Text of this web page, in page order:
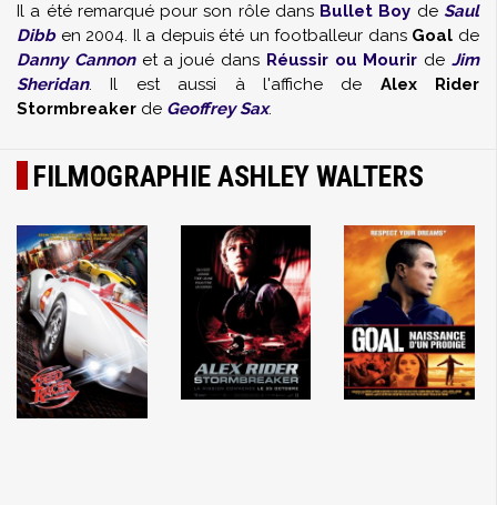
Il a été remarqué pour son rôle dans Bullet Boy deSaul
Dibben 2004. Il a depuis été un footballeur dans Goal de
Danny Cannonet a joué dans Réussir ou Mourir deJim
Sheridan. Il est aussi à l'affiche de Alex Rider
Stormbreaker de Geoffrey Sax.
FILMOGRAPHIE ASHLEY WALTERS